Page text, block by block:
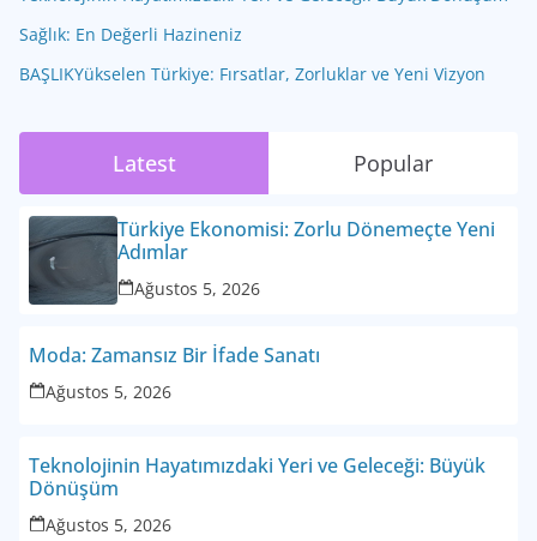
Sağlık: En Değerli Hazineniz
BAŞLIKYükselen Türkiye: Fırsatlar, Zorluklar ve Yeni Vizyon
Latest Popular
Türkiye Ekonomisi: Zorlu Dönemeçte Yeni
Adımlar
Ağustos 5, 2026
Moda: Zamansız Bir İfade Sanatı
Ağustos 5, 2026
Teknolojinin Hayatımızdaki Yeri ve Geleceği: Büyük
Dönüşüm
Ağustos 5, 2026